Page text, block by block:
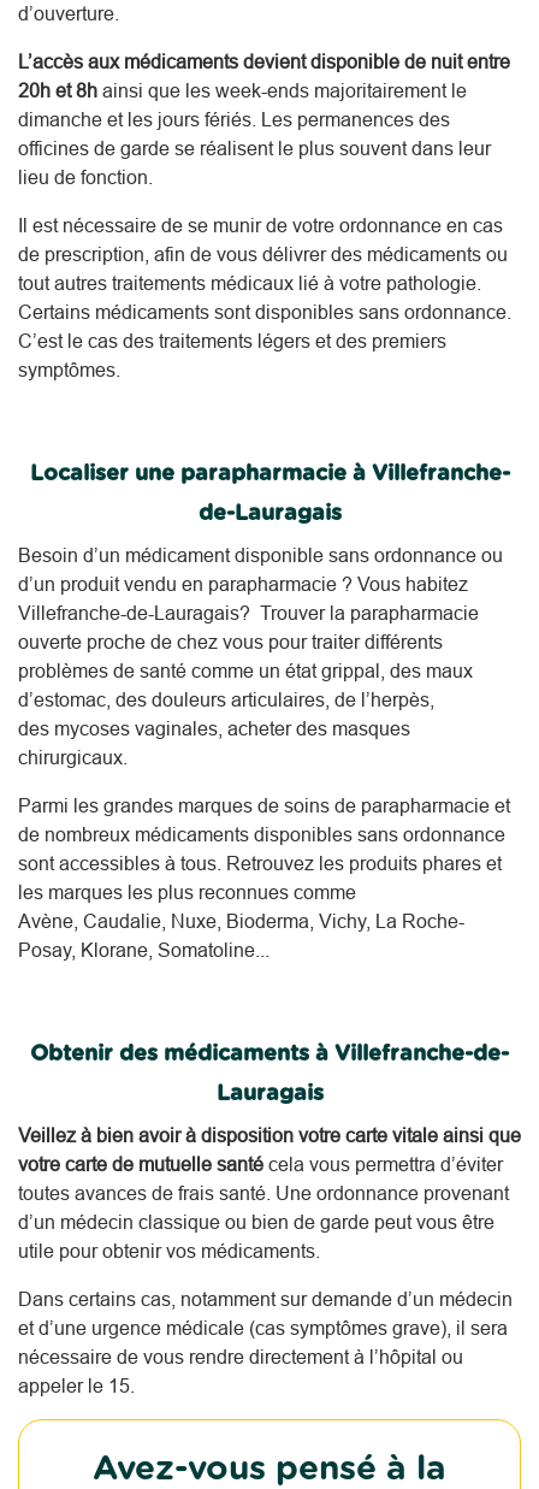
d’ouverture.
L’accès aux médicaments devient disponible de nuit entre
20h et 8h ainsi que les week-ends majoritairement le
dimanche et les jours fériés. Les permanences des
officines de garde se réalisent le plus souvent dans leur
lieu de fonction.
Il est nécessaire de se munir de votre ordonnance en cas
de prescription, afin de vous délivrer des médicaments ou
tout autres traitements médicaux lié à votre pathologie.
Certains médicaments sont disponibles sans ordonnance.
C’est le cas des traitements légers et des premiers
symptômes.
Localiser une parapharmacie à Villefranche-
de-Lauragais
Besoin d’un médicament disponible sans ordonnance ou
d’un produit vendu en parapharmacie ? Vous habitez
Villefranche-de-Lauragais? Trouver la parapharmacie
ouverte proche de chez vous pour traiter différents
problèmes de santé comme un état grippal, des maux
d’estomac, des douleurs articulaires, de l’herpès,
des mycoses vaginales, acheter des masques
chirurgicaux.
Parmi les grandes marques de soins de parapharmacie et
de nombreux médicaments disponibles sans ordonnance
sont accessibles à tous. Retrouvez les produits phares et
les marques les plus reconnues comme
Avène, Caudalie, Nuxe, Bioderma, Vichy, La Roche-
Posay, Klorane, Somatoline...
Obtenir des médicaments à Villefranche-de-
Lauragais
Veillez à bien avoir à disposition votre carte vitale ainsi que
votre carte de mutuelle santé cela vous permettra d’éviter
toutes avances de frais santé. Une ordonnance provenant
d’un médecin classique ou bien de garde peut vous être
utile pour obtenir vos médicaments.
Dans certains cas, notamment sur demande d’un médecin
et d’une urgence médicale (cas symptômes grave), il sera
nécessaire de vous rendre directement à l’hôpital ou
appeler le 15.
Avez-vous pensé à la